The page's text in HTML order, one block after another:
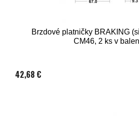
Brzdové platničky BRAKING
CM46, 2 ks v
42,68 €